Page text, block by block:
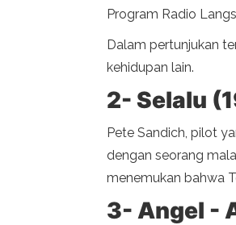
Program Radio
Dalam pertunjukan
kehidupan lain.
2- Selalu
Pete Sandich, pilot
dengan seorang
menemukan bahwa
3- Angel -